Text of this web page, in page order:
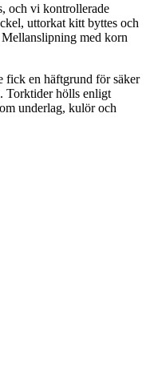
och vi kontrollerade
uttorkat kitt byttes och
med korn
fick en häftgrund för säker
Torktider hölls enligt
underlag, kulör och